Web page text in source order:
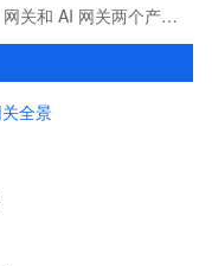
关和 AI 网关两个产
全景